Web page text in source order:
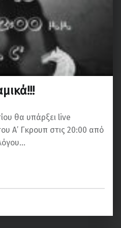
θα υπάρξει live
A’ Γκρουπ στις 20:00 από